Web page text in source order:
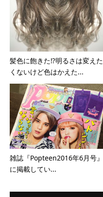
髪色に飽きた⁉️明るさは変えた
くないけど色はかえた...
雑誌『Popteen2016年6月号』
に掲載してい...